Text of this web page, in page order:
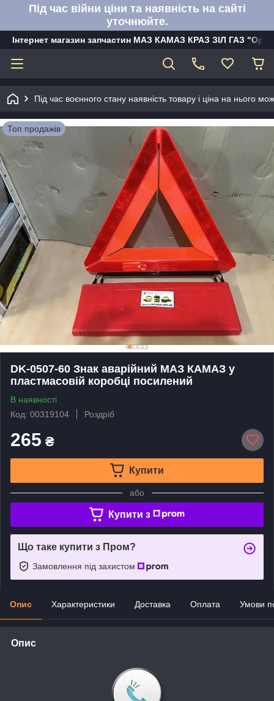
Під час війни ціни та наявність на сайті
уточнюйте.
Інтернет магазин запчастин МАЗ КАМАЗ КРАЗ ЗІЛ ГАЗ
Під час воєнного стану наявність товару і ціна на нього
Топ продажів
DK-0507-60 Знак аварійний МАЗ КАМАЗ у
пластмасовій коробці посилений
В наявності
Код: 00319104
Роздріб
265 ₴
Купити
або
Купити з
Що таке купити з Пром?
Замовлення під захистом
Опис Характеристики Доставка Оплата Умови
Опис